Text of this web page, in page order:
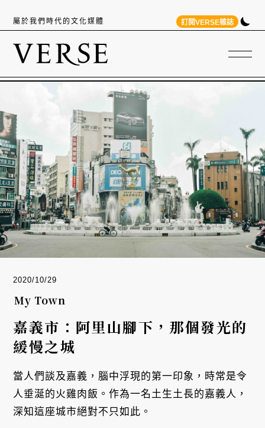
屬於我們時代的文化媒體 訂閱VERSE雜誌
2020/10/29
My Town
嘉義市：阿里山腳下，那個發光的
緩慢之城
當人們談及嘉義，腦中浮現的第一印象，時常是令
人垂涎的火雞肉飯。作為一名土生土長的嘉義人，
深知這座城市絕對不只如此。